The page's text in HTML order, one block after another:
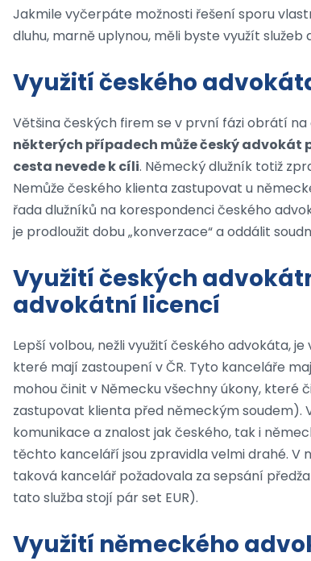
Jakmile vyčerpáte možnosti řešení sporu
dluhu, marně uplynou, měli byste využít služeb
Využití českého
Většina českých firem se v první fázi obrátí
některých případech může český
cesta nevede k cíli. Německý dlužník totiž
Nemůže českého klienta zastupovat u
řada dlužníků na korespondenci českého
je prodloužit dobu „konverzace“ a oddálit
Využití českých
advokátní licencí
Lepší volbou, nežli využití českého advokáta,
které mají zastoupení v ČR. Tyto kanceláře
mohou činit v Německu všechny úkony,
zastupovat klienta před německým soudem).
komunikace a znalost jak českého, tak i
těchto kanceláří jsou zpravidla velmi drahé. V
taková kancelář požadovala za sepsání
tato služba stojí pár set EUR).
Využití německého